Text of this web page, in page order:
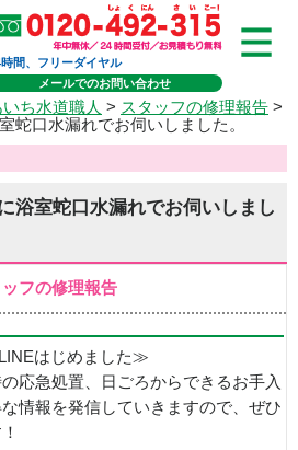
間、フリーダイヤル
メールでのお問い合わせ
ち水道職人 > スタッフの修理報告 >
蛇口水漏れでお伺いしました。
浴室蛇口水漏れでお伺いしまし
ッフの修理報告
はじめました≫
応急処置、日ごろからできるお手入
情報を発信していきますので、ぜひ